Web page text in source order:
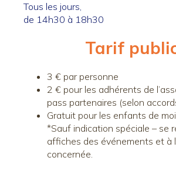
Tous les jours,
de 14h30 à 18h30
Tarif
3 € par personne
2 € pour les adhérents de
pass partenaires (selon
Gratuit pour les enfants de
*Sauf indication spéciale – se
affiches des événements et à
concernée.